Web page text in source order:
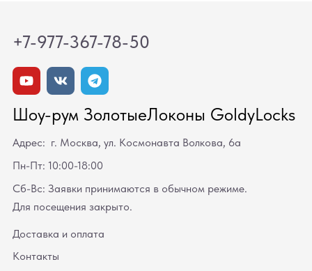
+7-977-367-78-50
Шоу-рум ЗолотыеЛоконы GoldyLocks
Адрес: г. Москва, ул. Космонавта Волкова, 6а
Пн-Пт: 10:00-18:00
Сб-Вс: Заявки принимаются в обычном режиме.
Для посещения закрыто.
Доставка и оплата
Контакты